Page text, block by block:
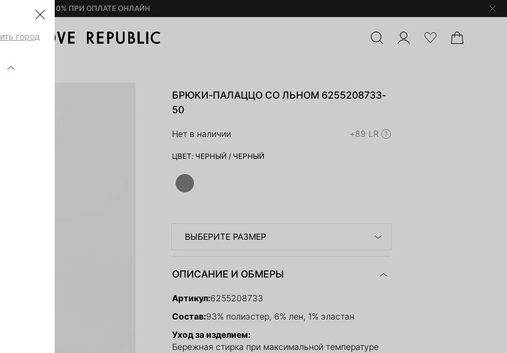
– 10% ПРИ ОПЛАТЕ ОНЛАЙН
город
50
БРЮКИ-ПАЛАЦЦО СО ЛЬНОМ 6255208733-
50
Нет в наличии +89 LR
ЦВЕТ: ЧЕРНЫЙ / ЧЕРНЫЙ
ВЫБЕРИТЕ РАЗМЕР
ОПИСАНИЕ И ОБМЕРЫ
Артикул:6255208733
Состав:93% полиэстер, 6% лен, 1% эластан
Уход за изделием:
Бережная стирка при максимальной температуре